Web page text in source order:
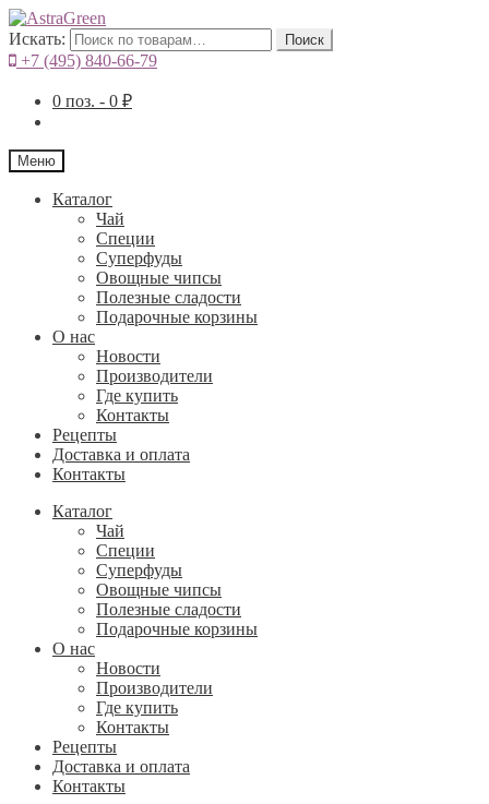
Искать: Поиск
+7 (495) 840-66-79
0 поз. - 0 ₽
Меню
Каталог
Чай
Специи
Cуперфуды
Овощные чипсы
Полезные сладости
Подарочные корзины
О нас
Новости
Производители
Где купить
Контакты
Рецепты
Доставка и оплата
Контакты
Каталог
Чай
Специи
Cуперфуды
Овощные чипсы
Полезные сладости
Подарочные корзины
О нас
Новости
Производители
Где купить
Контакты
Рецепты
Доставка и оплата
Контакты